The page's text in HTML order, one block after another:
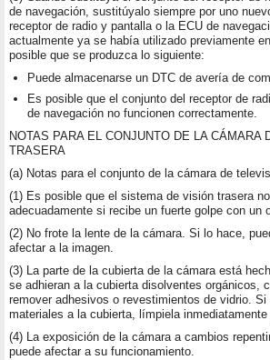
de navegación, sustitúyalo siempre por uno
receptor de radio y pantalla o la ECU de
actualmente ya se había utilizado previamente
posible que se produzca lo siguiente:
Puede almacenarse un DTC de avería de
Es posible que el conjunto del receptor de
de navegación no funcionen correctamente.
NOTAS PARA EL CONJUNTO DE LA CÁMARA
TRASERA
(a) Notas para el conjunto de la cámara de
(1) Es posible que el sistema de visión trasera
adecuadamente si recibe un fuerte golpe con un
(2) No frote la lente de la cámara. Si lo hace,
afectar a la imagen.
(3) La parte de la cubierta de la cámara está
se adhieran a la cubierta disolventes orgánicos,
remover adhesivos o revestimientos de vidrio. Si
materiales a la cubierta, límpiela
(4) La exposición de la cámara a cambios
puede afectar a su funcionamiento.